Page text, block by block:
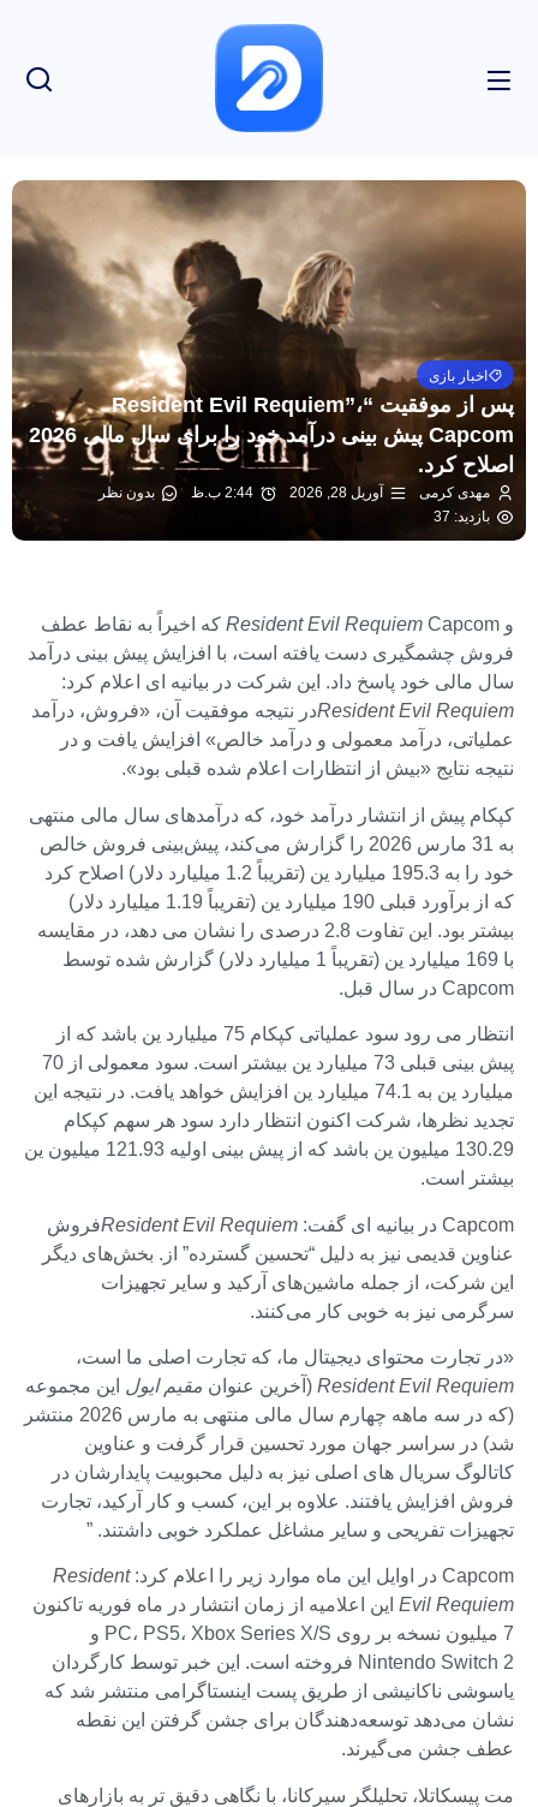
اخبار بازی
پس از موفقیت “Resident Evil Requiem”،
Capcom پیش بینی درآمد خود را برای سال مالی 2026
اصلاح کرد.
مهدی کرمی آوریل 28, 2026 2:44 ب.ظ
بدون نظر
بازدید: 37
و Resident Evil Requiem Capcom که اخیراً به نقاط عطف
فروش چشمگیری دست یافته است، با افزایش پیش بینی درآمد
سال مالی خود پاسخ داد. این شرکت در بیانیه ای اعلام کرد:
Resident Evil Requiemدر نتیجه موفقیت آن، «فروش، درآمد
عملیاتی، درآمد معمولی و درآمد خالص» افزایش یافت و در
نتیجه نتایج «بیش از انتظارات اعلام شده قبلی بود».
کپکام پیش از انتشار درآمد خود، که درآمدهای سال مالی منتهی
به 31 مارس 2026 را گزارش می‌کند، پیش‌بینی فروش خالص
خود را به 195.3 میلیارد ین (تقریباً 1.2 میلیارد دلار) اصلاح کرد
که از برآورد قبلی 190 میلیارد ین (تقریباً 1.19 میلیارد دلار)
بیشتر بود. این تفاوت 2.8 درصدی را نشان می دهد، در مقایسه
با 169 میلیارد ین (تقریباً 1 میلیارد دلار) گزارش شده توسط
Capcom در سال قبل.
انتظار می رود سود عملیاتی کپکام 75 میلیارد ین باشد که از
پیش بینی قبلی 73 میلیارد ین بیشتر است. سود معمولی از 70
میلیارد ین به 74.1 میلیارد ین افزایش خواهد یافت. در نتیجه این
تجدید نظرها، شرکت اکنون انتظار دارد سود هر سهم کپکام
130.29 میلیون ین باشد که از پیش بینی اولیه 121.93 میلیون ین
بیشتر است.
Capcom در بیانیه ای گفت: Resident Evil Requiemفروش
عناوین قدیمی نیز به دلیل “تحسین گسترده” از. بخش‌های دیگر
این شرکت، از جمله ماشین‌های آرکید و سایر تجهیزات
سرگرمی نیز به خوبی کار می‌کنند.
«در تجارت محتوای دیجیتال ما، که تجارت اصلی ما است،
Resident Evil Requiem (آخرین عنوان مقیم ایول این مجموعه
(که در سه ماهه چهارم سال مالی منتهی به مارس 2026 منتشر
شد) در سراسر جهان مورد تحسین قرار گرفت و عناوین
کاتالوگ سریال های اصلی نیز به دلیل محبوبیت پایدارشان در
فروش افزایش یافتند. علاوه بر این، کسب و کار آرکید، تجارت
تجهیزات تفریحی و سایر مشاغل عملکرد خوبی داشتند. ”
Capcom در اوایل این ماه موارد زیر را اعلام کرد:
Resident
Evil Requiem این اعلامیه از زمان انتشار در ماه فوریه تاکنون
7 میلیون نسخه بر روی PC، PS5، Xbox Series X/S و
Nintendo Switch 2 فروخته است. این خبر توسط کارگردان
یاسوشی ناکانیشی از طریق پست اینستاگرامی منتشر شد که
نشان می‌دهد توسعه‌دهندگان برای جشن گرفتن این نقطه
عطف جشن می‌گیرند.
مت پیسکاتلا، تحلیلگر سیرکانا، با نگاهی دقیق تر به بازارهای